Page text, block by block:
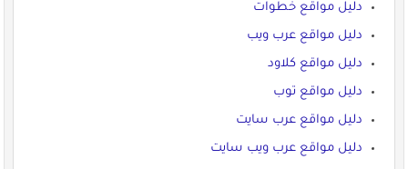
دليل مواقع خطوات
دليل مواقع عرب ويب
دليل مواقع كلاود
دليل مواقع توب
دليل مواقع عرب سايت
دليل مواقع عرب ويب سايت